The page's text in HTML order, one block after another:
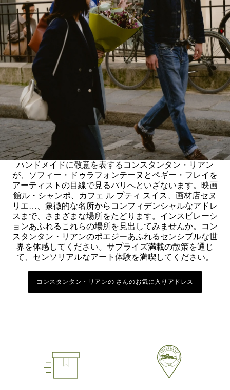
ハンドメイドに敬意を表するコンスタンタン・リアン
が、ソフィー・ドゥラフォンテーヌとペギー・フレイを
アーティストの目線で見るパリへといざないます。映画
館ル・シャンポ、カフェ ル プティ スイス、画材店セヌ
リエ…、象徴的な名所からコンフィデンシャルなアドレ
スまで、さまざまな場所をたどります。インスピレーシ
ョンあふれるこれらの場所を見出してみませんか。コン
スタンタン・リアンのポエジーあふれるセンシブルな世
界を体感してください。サプライズ満載の散策を通じ
て、センソリアルなアート体験を満喫してください。
コンスタンタン・リアンの さんのお気に入りアドレス